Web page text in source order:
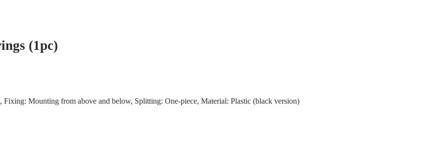
(1pc)
Mounting from above and below, Splitting: One-piece, Material: Plastic (black version)